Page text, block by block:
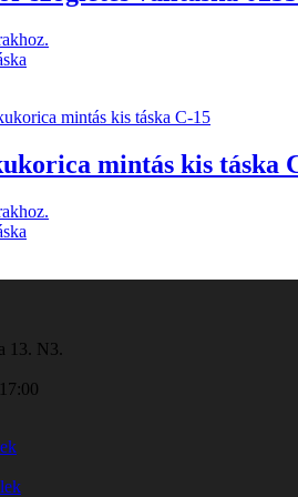
mintás kis táska
13. N3.